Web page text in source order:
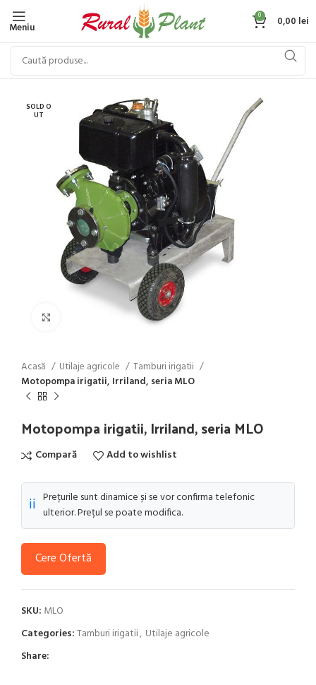
Meniu
0 0,00 lei
SOLD O
UT
Acasă Utilaje agricole
Tamburi irigatii
Motopompa irigatii, Irriland, seria MLO
Motopompa irigatii, Irriland, seria MLO
Compară Add to wishlist
ℹ️ Prețurile sunt dinamice și se vor confirma telefonic
ulterior. Prețul se poate modifica.
Cere Ofertă
SKU: MLO
Categories:Tamburi irigatii, Utilaje agricole
Share: